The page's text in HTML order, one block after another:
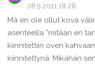
28.9.2011 18:28
Mä en ole ollut kova
asenteella ”mitään en
kiinnitettiin oven
kiinnitettynä. Mikähän